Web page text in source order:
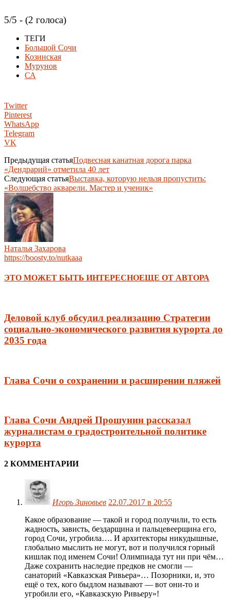
5/5 - (2 голоса)
ТЕГИ
Большой Сочи
Козинская
Мурунов
СА
Twitter
Pinterest
WhatsApp
Telegram
VK
Предыдущая статьяПодвесная канатная дорога парка
«Дендрарий» отметила 40 лет
Следующая статьяВыставка, которую нельзя пропустить:
«Волшебство акварели. Мастер и ученик»
Наталья Захарова
https://boosty.to/nutkaaa
ЭТО МОЖЕТ БЫТЬ ИНТЕРЕСНОЕЩЕ ОТ АВТОРА
Деловой клуб обсудил реализацию Стратегии
социально-экономического развития курорта до
2035 года
Глава Сочи о сохранении и расширении пляжей
Глава Сочи Андрей Прошунин рассказал
журналистам о градостроительной политике
курорта
2 КОММЕНТАРИИ
Игорь Зиновьев 22.07.2017 в 20:55
Какое образование — такой и город получили, то есть
жадность, зависть, бездарщина и пальцевеерщина его,
город Сочи, угробила…. И архитекторы никудышные,
глобально мыслить не могут, вот и получился горный
кишлак под именем Сочи! Олимпиада тут ни при чём…
Даже сохранить наследие предков не смогли —
санаторий «Кавказская Ривьера»… Позорники, и, это
ещё о тех, кого быдлом называют — вот они-то и
угробили его, «Кавказскую Ривьеру»!